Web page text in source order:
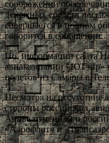
соображений
денежных средств
совершается в полном
говорится в сообщении.
По информации сайта
авиакомпании «ЮТэйр»
полетов из Самары в
Несмотря на отсутствие
стороны российских
Авива отменили и
«Аэрофлот» и